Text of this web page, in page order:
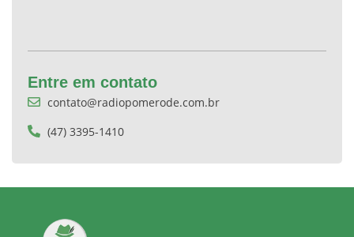
Entre em contato
contato@radiopomerode.com.br
(47) 3395-1410